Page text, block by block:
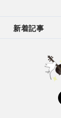
新着記事